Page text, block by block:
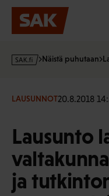
Hyppää
sisältöön
s
·
Näistä puhutaan
LAUSUNNOT20.8.2018
Lausunto
ja